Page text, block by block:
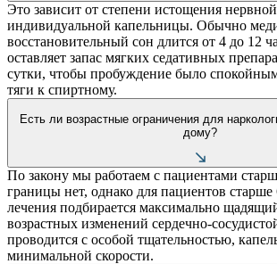
Это зависит от степени истощения
индивидуальной капельницы. Обычно
восстановительный сон длится от 4 до 12
оставляет запас мягких седативных
сутки, чтобы пробуждение было
тяги к спиртному.
Есть ли возрастные ограничения для
дому?
По закону мы работаем с пациентами
границы нет, однако для пациентов старше
лечения подбирается максимально
возрастных изменений сердечно-
проводится с особой тщательностью,
минимальной скорости.